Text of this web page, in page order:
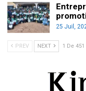
25 Juil,
PREV NEXT 1 De 451